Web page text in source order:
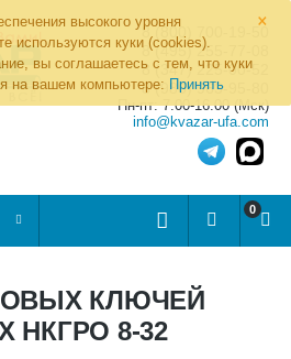
×
высокого уровня
используются куки (cookies).
вы соглашаетесь с тем, что куки
на вашем компьютере: Принять
8 (800) 700-19-50
8 (495) 255-77-08
8 (347) 225-00-52
8 (986) 963-95-80
Пн-пт: 7.00-16.00 (Мск)
info@kvazar-ufa.com
0
КЛЮЧЕЙ
8-32